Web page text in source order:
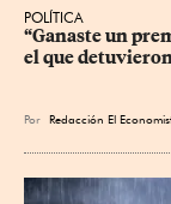
POLÍTICA
“Ganaste un
el que
Por Redacción El